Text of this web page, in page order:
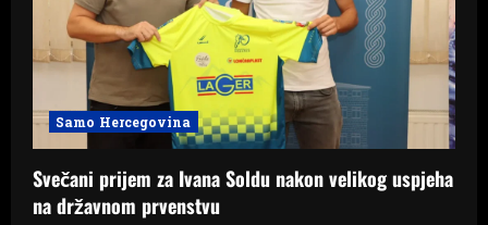
Samo Hercegovina
Svečani prijem za Ivana Soldu nakon velikog uspjeha
na državnom prvenstvu